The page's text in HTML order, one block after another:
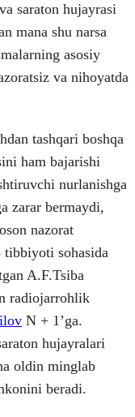
saraton hujayrasi
mana shu narsa
asosiy
va nihoyatda
tashqari boshqa
ham bajarishi
nurlanishga
zarar bermaydi,
nazorat
sohasida
A.F.Tsiba
radiojarrohlik
N + 1ʼga.
hujayralari
oldin minglab
beradi.